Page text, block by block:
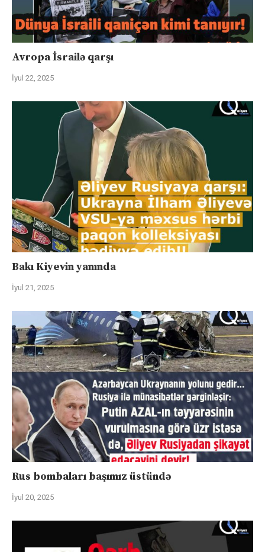
Avropa İsrailə qarşı
İyul 22, 2025
Bakı Kiyevin yanında
İyul 21, 2025
Rus bombaları başımız üstündə
İyul 20, 2025